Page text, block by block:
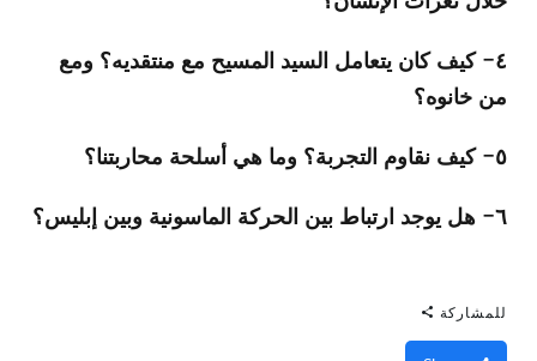
٤- كيف كان يتعامل السيد المسيح مع منتقديه؟ ومع
من خانوه؟
٥- كيف نقاوم التجربة؟ وما هي أسلحة محاربتنا؟
٦- هل يوجد ارتباط بين الحركة الماسونية وبين إبليس؟
للمشاركة